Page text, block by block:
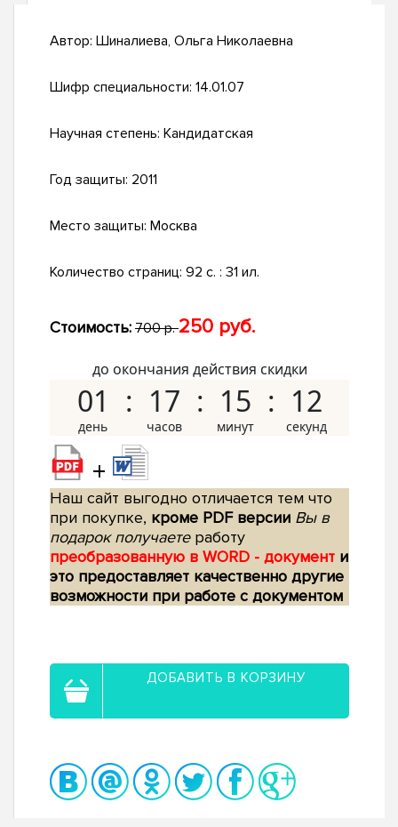
Автор: Шиналиева, Ольга Николаевна
Шифр специальности: 14.01.07
Научная степень: Кандидатская
Год защиты: 2011
Место защиты: Москва
Количество страниц: 92 с. : 31 ил.
Стоимость: 700 р.250 руб.
до окончания действия скидки
01 17 15 11
+
Наш сайт выгодно отличается тем что
при покупке, кроме PDF версии Вы в
подарок получаетеработу
преобразованную в WORD - документ и
это предоставляет качественно другие
возможности при работе с документом
ДОБАВИТЬ В КОРЗИНУ